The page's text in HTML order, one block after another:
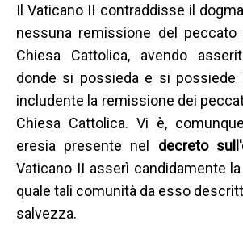
Il Vaticano II contraddisse il
nessuna remissione del
Chiesa Cattolica, avendo
donde si possieda e si possiede
includente la remissione dei
Chiesa Cattolica. Vi è,
eresia presente nel decreto
Vaticano II asserì candidamente
quale tali comunità da esso
salvezza.